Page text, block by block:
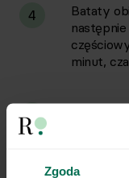
Zgoda
4
Bataty
minut,
5